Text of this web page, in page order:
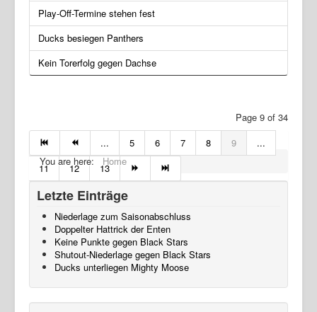
Play-Off-Termine stehen fest
Ducks besiegen Panthers
Kein Torerfolg gegen Dachse
Page 9 of 34
...
5 6 7 8 9
...
11
12 13
You are here: Home
Letzte Einträge
Niederlage zum Saisonabschluss
Doppelter Hattrick der Enten
Keine Punkte gegen Black Stars
Shutout-Niederlage gegen Black Stars
Ducks unterliegen Mighty Moose